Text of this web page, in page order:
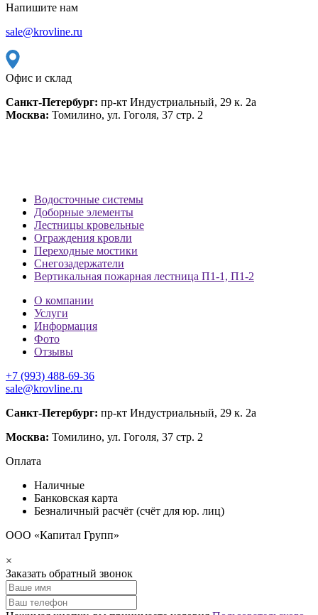
Напишите нам
sale@krovline.ru
Офис и склад
Санкт-Петербург: пр-кт Индустриальный, 29 к. 2а
Москва: Томилино, ул. Гоголя, 37 стр. 2
Водосточные системы
Доборные элементы
Лестницы кровельные
Ограждения кровли
Переходные мостики
Снегозадержатели
Вертикальная пожарная лестница П1-1, П1-2
О компании
Услуги
Информация
Фото
Отзывы
+7 (993) 488-69-36
sale@krovline.ru
Санкт-Петербург: пр-кт Индустриальный, 29 к. 2а
Москва: Томилино, ул. Гоголя, 37 стр. 2
Оплата
Наличные
Банковская карта
Безналичный расчёт (счёт для юр. лиц)
ООО «Капитал Групп»
×
Заказать обратный звонок